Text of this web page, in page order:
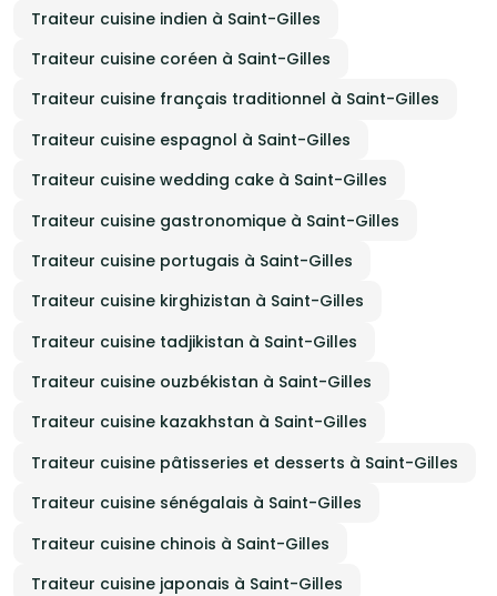
Traiteur cuisine indien à Saint-Gilles
Traiteur cuisine coréen à Saint-Gilles
Traiteur cuisine français traditionnel à Saint-Gilles
Traiteur cuisine espagnol à Saint-Gilles
Traiteur cuisine wedding cake à Saint-Gilles
Traiteur cuisine gastronomique à Saint-Gilles
Traiteur cuisine portugais à Saint-Gilles
Traiteur cuisine kirghizistan à Saint-Gilles
Traiteur cuisine tadjikistan à Saint-Gilles
Traiteur cuisine ouzbékistan à Saint-Gilles
Traiteur cuisine kazakhstan à Saint-Gilles
Traiteur cuisine pâtisseries et desserts à Saint-Gilles
Traiteur cuisine sénégalais à Saint-Gilles
Traiteur cuisine chinois à Saint-Gilles
Traiteur cuisine japonais à Saint-Gilles